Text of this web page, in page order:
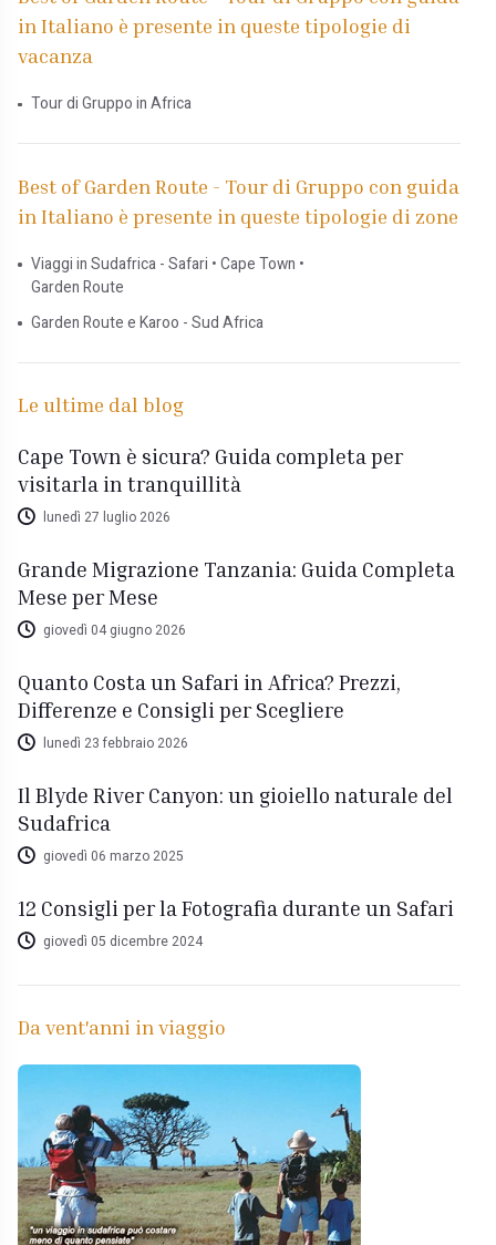
in Italiano è presente in queste tipologie di
vacanza
Tour di Gruppo in Africa
Best of Garden Route - Tour di Gruppo con guida
in Italiano è presente in queste tipologie di zone
Viaggi in Sudafrica - Safari • Cape Town •
Garden Route
Garden Route e Karoo - Sud Africa
Le ultime dal blog
Cape Town è sicura? Guida completa per
visitarla in tranquillità
lunedì 27 luglio 2026
Grande Migrazione Tanzania: Guida Completa
Mese per Mese
giovedì 04 giugno 2026
Quanto Costa un Safari in Africa? Prezzi,
Differenze e Consigli per Scegliere
lunedì 23 febbraio 2026
Il Blyde River Canyon: un gioiello naturale del
Sudafrica
giovedì 06 marzo 2025
12 Consigli per la Fotografia durante un Safari
giovedì 05 dicembre 2024
Da vent'anni in viaggio